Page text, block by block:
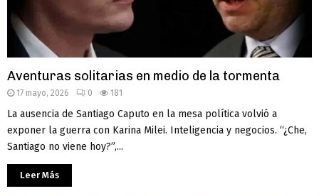
Aventuras solitarias en medio de la tormenta
17 mayo, 2026 0 181
La ausencia de Santiago Caputo en la mesa política volvió a
exponer la guerra con Karina Milei. Inteligencia y negocios. “¿Che,
Santiago no viene hoy?”,...
Leer Más